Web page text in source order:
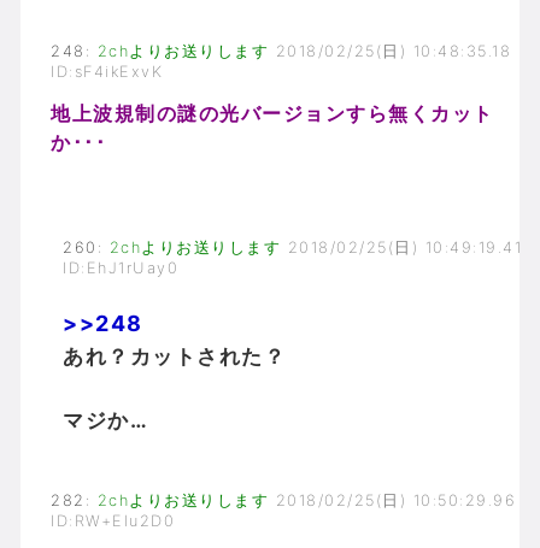
248 : 2chよりお送りします 2018/02/25(日) 10:48:35.18
ID:sF4ikExvK
地上波規制の謎の光バージョンすら無くカット
か･･･
260 : 2chよりお送りします 2018/02/25(日) 10:49:19.41
ID:EhJ1rUay0
>>248
あれ？カットされた？
マジか…
282 : 2chよりお送りします 2018/02/25(日) 10:50:29.96
ID:RW+Elu2D0